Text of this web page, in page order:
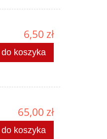
6,50 zł
do koszyka
65,00 zł
do koszyka